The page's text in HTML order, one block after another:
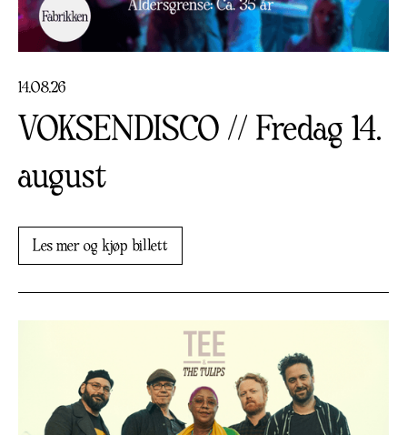
14.08.26
VOKSENDISCO // Fredag 14.
august
Les mer og kjøp billett